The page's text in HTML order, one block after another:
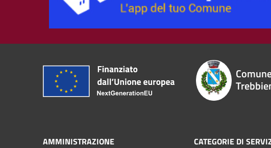
AMMINISTRAZIONE CATEGORIE DI